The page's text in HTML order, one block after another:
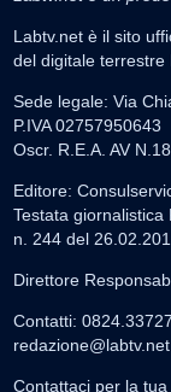
Labtv.net è il sito
del digitale terrestre
Sede legale: Via
P.IVA 02757950643
Oscr. R.E.A. AV
Editore:
Testata giornalistica
n. 244 del
Direttore
Contatti:
redazione@labtv.net
Contattaci per la tua